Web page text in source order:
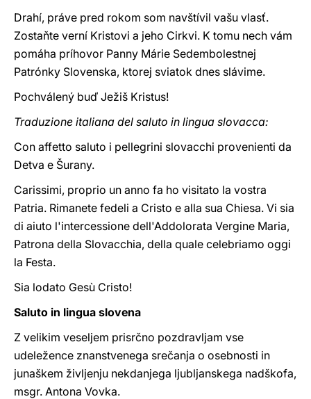
Drahí, práve pred rokom som navštívil vašu vlasť.
Zostaňte verní Kristovi a jeho Cirkvi. K tomu nech vám
pomáha príhovor Panny Márie Sedembolestnej
Patrónky Slovenska, ktorej sviatok dnes slávime.
Pochválený buď Ježiš Kristus!
Traduzione italiana del saluto in lingua slovacca:
Con affetto saluto i pellegrini slovacchi provenienti da
Detva e Šurany.
Carissimi, proprio un anno fa ho visitato la vostra
Patria. Rimanete fedeli a Cristo e alla sua Chiesa. Vi sia
di aiuto l'intercessione dell'Addolorata Vergine Maria,
Patrona della Slovacchia, della quale celebriamo oggi
la Festa.
Sia lodato Gesù Cristo!
Saluto in lingua slovena
Z velikim veseljem prisrčno pozdravljam vse
udeležence znanstvenega srečanja o osebnosti in
junaškem življenju nekdanjega ljubljanskega nadškofa,
msgr. Antona Vovka.